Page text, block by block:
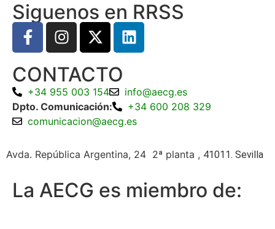
Siguenos en RRSS
CONTACTO
+34 955 003 154
info@aecg.es
Dpto. Comunicación:
+34 600 208 329
comunicacion@aecg.es
Avda. República Argentina, 24 2ª planta , 41011. Sevilla
La AECG es miembro de: